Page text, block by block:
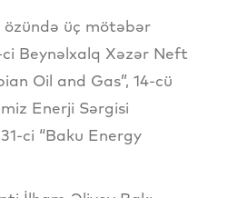
özündə üç mötəbər
Beynəlxalq Xəzər Neft
Oil and Gas”, 14-cü
Enerji Sərgisi
ci “Baku Energy